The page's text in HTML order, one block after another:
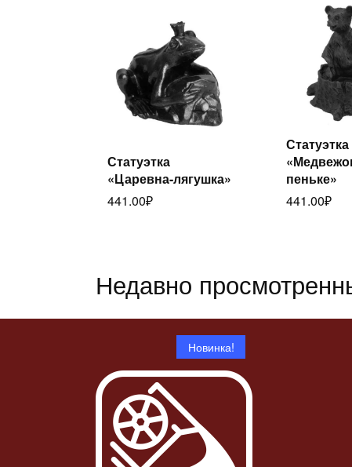
Читать
далее
Статуэтка
«Царевна-лягушка»
441.00₽
Статуэтка
пеньке»
441.00₽
Недавно
Новинка!